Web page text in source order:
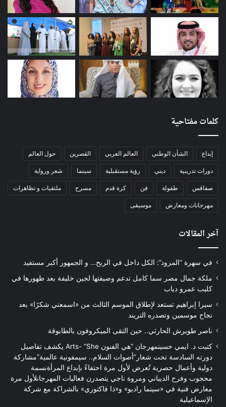
كلمات مفتاحية
إبداع الشأن الوطني العالم العربي الڨصرين حول العالم
دورات تدريبية ديني رؤية مستقبلية سينما شعر ورواية
صفاقس طفولة فن كرة قدم مسرح ملتقيات و تظاهرات
مهرجانات ومعارض موسيقى
آخر المقالات
في سهرة “المرود”: الكل داخل في الربح… و الجمهور أكبر مستفيد
ملكة جمال مصر سما كامل تدعم وصيفتها لجين خليفة بعد ظهورها في
كليب عمرو دياب
سيرا إبراهيم تستعد لإطلاق الموسم الثالث من «اسمعني شكرًا» بعد
نجاح موسمين وتصدره التريند
ناصر طويرش الحارثي.. حين التقى الميكروفون بالطابوقة
كتبت د. ايمي حسينمهرجان “هي الفنون Arts- “She يكشف تفاصيل
دورته السادسة تحت شعار”أصوات السلام.. سيمفونية عالمية”مشاركة
دولية وأعمال حصرية تُعرض لأول مرة احتفاءً بإبداع المرأةنسمة
محجوب وفرح الديباني ومروة ناجي يتصدرن فعاليات المهرجانلأول مرة
معارض فنية في «سينما راديو» و«ذا فاكتوري» بالشراكة مع شركة
الإسماعيلية